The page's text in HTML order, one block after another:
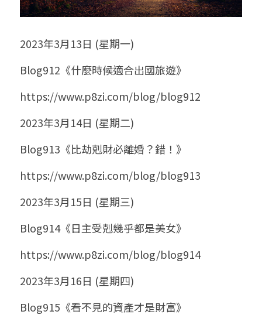
2023年3月13日 (星期一)
Blog912《什麼時候適合出國旅遊》
https://www.p8zi.com/blog/blog912
2023年3月14日 (星期二)
Blog913《比劫剋財必離婚？錯！》
https://www.p8zi.com/blog/blog913
2023年3月15日 (星期三)
Blog914《日主受剋幾乎都是美女》
https://www.p8zi.com/blog/blog914
2023年3月16日 (星期四)
Blog915《看不見的資產才是財富》